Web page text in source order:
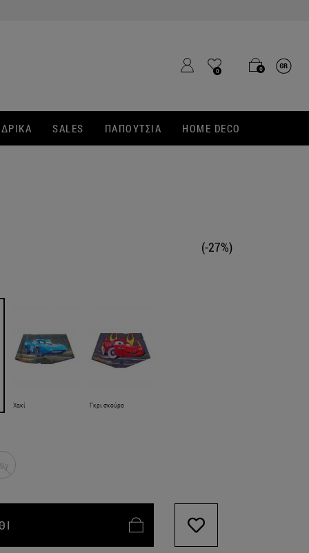
0 0
SALES ΠΑΠΟΥΤΣΙΑ HOME DECO
(-27%)
Χακί Γκρι σκούρο